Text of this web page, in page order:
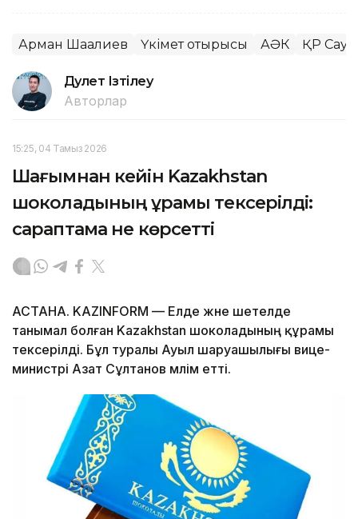
Арман Шаққалиев Үкімет отырысы АӘК ҚР
Дәулет Ізтілеу
Авторлар
15:25, 04 Тамыз 2026
Шағымнан кейін Kazakhstan
шоколадының құрамы тексерілді:
сараптама не көрсетті
АСТАНА. KAZINFORM — Елде және шетелде
танымал болған Kazakhstan шоколадының құрамы
тексерілді. Бұл туралы Ауыл шаруашылығы вице-
министрі Азат Сұлтанов мәлім етті.